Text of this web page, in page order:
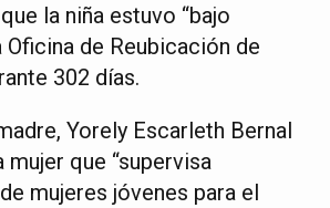
la niña estuvo “bajo
Oficina de Reubicación de
302 días.
Yorely Escarleth Bernal
mujer que “supervisa
mujeres jóvenes para el